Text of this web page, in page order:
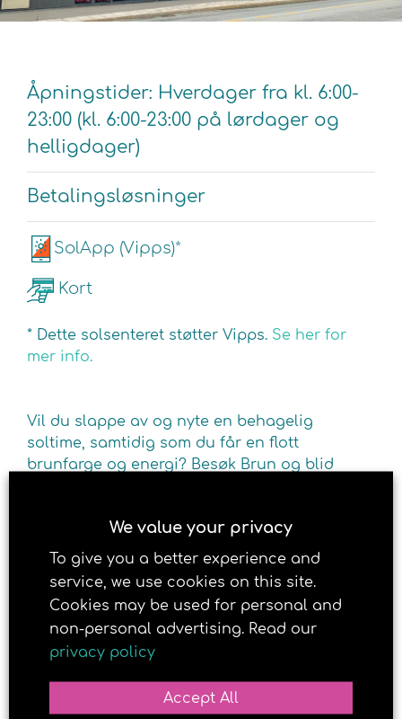
Åpningstider: Hverdager fra kl. 6:00-
23:00 (kl. 6:00-23:00 på lørdager og
helligdager)
Betalingsløsninger
SolApp (Vipps)*
Kort
* Dette solsenteret støtter Vipps. Se her for
mer info.
Vil du slappe av og nyte en behagelig
soltime, samtidig som du får en flott
brunfarge og energi? Besøk Brun og blid
Kirsten Flagstads vei 1-9, 4621 Kristiansand
We value your privacy
To give you a better experience and
service, we use cookies on this site.
Cookies may be used for personal and
non-personal advertising. Read our
privacy policy
Accept All